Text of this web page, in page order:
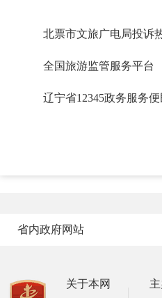
北票市文旅广电局投诉
全国旅游监管服务平台
辽宁省12345政务服务
省内政府网站
关于本网